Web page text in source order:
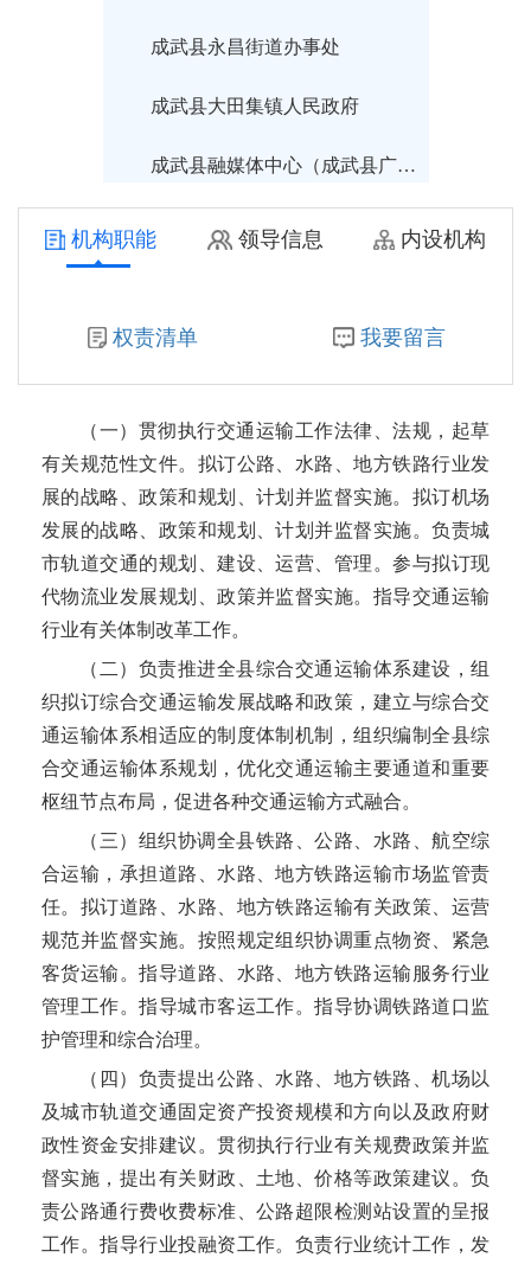
成武县永昌街道办事处
成武县大田集镇人民政府
成武县融媒体中心（成武县广播电视台）
成武县住房和城乡建设局
成武县汶上集镇人民政府
成武县行政审批服务局
成武县返乡创业服务中心（成武县招商服务中心）
成武县卫生健康局
菏泽市生态环境局成武县分局
成武县供销合作社联合社
成武县司法局
成武县九女集镇人民政府
成武县审计局
成武县工业和信息化局
成武县市场监督管理局
成武县水务局
成武县天宫庙镇人民政府
成武县教育和体育局
成武县信访局
机构职能 领导信息 内设机构
权责清单 我要留言
（一）贯彻执行交通运输工作法律、法规，起草
有关规范性文件。拟订公路、水路、地方铁路行业发
展的战略、政策和规划、计划并监督实施。拟订机场
发展的战略、政策和规划、计划并监督实施。负责城
市轨道交通的规划、建设、运营、管理。参与拟订现
代物流业发展规划、政策并监督实施。指导交通运输
行业有关体制改革工作。
（二）负责推进全县综合交通运输体系建设，组
织拟订综合交通运输发展战略和政策，建立与综合交
通运输体系相适应的制度体制机制，组织编制全县综
合交通运输体系规划，优化交通运输主要通道和重要
枢纽节点布局，促进各种交通运输方式融合。
（三）组织协调全县铁路、公路、水路、航空综
合运输，承担道路、水路、地方铁路运输市场监管责
任。拟订道路、水路、地方铁路运输有关政策、运营
规范并监督实施。按照规定组织协调重点物资、紧急
客货运输。指导道路、水路、地方铁路运输服务行业
管理工作。指导城市客运工作。指导协调铁路道口监
护管理和综合治理。
（四）负责提出公路、水路、地方铁路、机场以
及城市轨道交通固定资产投资规模和方向以及政府财
政性资金安排建议。贯彻执行行业有关规费政策并监
督实施，提出有关财政、土地、价格等政策建议。负
责公路通行费收费标准、公路超限检测站设置的呈报
工作。指导行业投融资工作。负责行业统计工作，发